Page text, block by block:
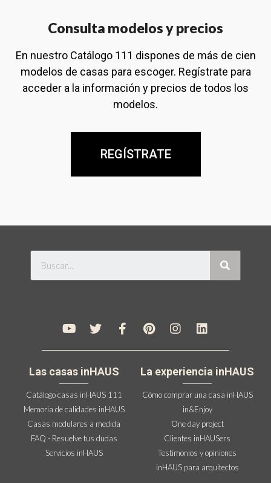
Consulta modelos y precios
En nuestro Catálogo 111 dispones de más de cien
modelos de casas para escoger. Regístrate para
acceder a la información y precios de todos los
modelos.
REGÍSTRATE
Las casas inHAUS
Catálogo casas inHAUS 111
Memoria de calidades inHAUS
Casas modulares a medida
FAQ - Resuelve tus dudas
Servicios inHAUS
La experiencia inHAUS
Cómo comprar una casa inHAUS
in&Enjoy
One day project
Clientes inHAUSers
Testimonios y opiniones
inHAUS para arquitectos